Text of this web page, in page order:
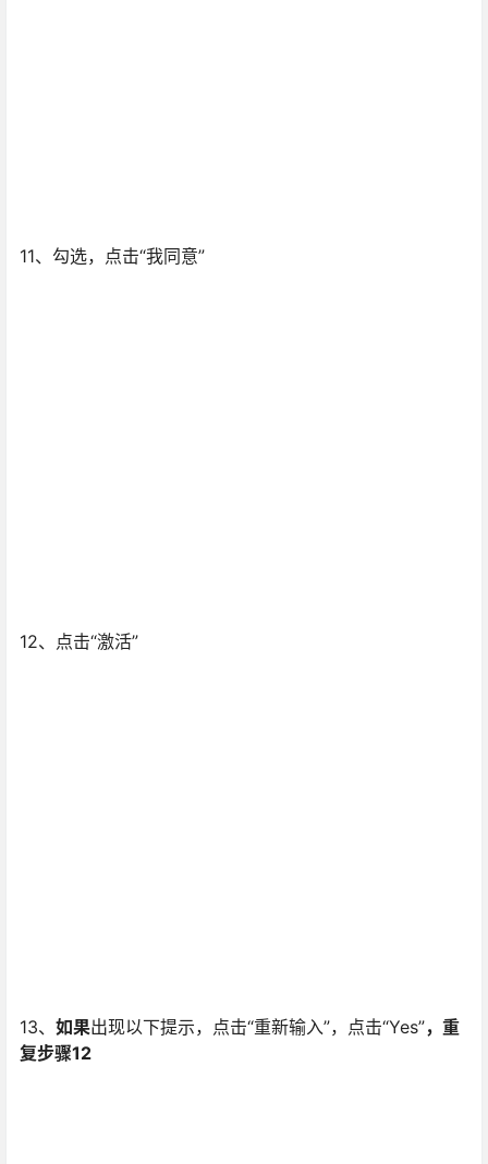
11、勾选，点击“我同意”
12、点击“激活”
13、 如果出现以下提示，点击“重新输入”，点击“Yes”，重
复步骤12